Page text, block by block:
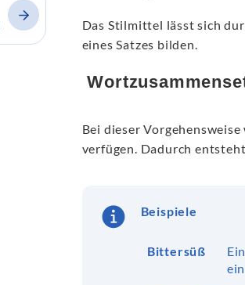
Das Stilmittel lässt sich
eines Satzes bilden.
Bei dieser Vorgehensweise
verfügen. Dadurch
Beispiele
Bittersüß